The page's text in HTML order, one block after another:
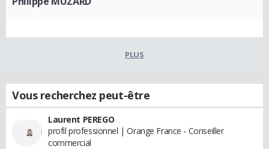
PLUS
Vous recherchez peut-être
Laurent PEREGO
profil professionnel | Orange France - Conseiller
commercial